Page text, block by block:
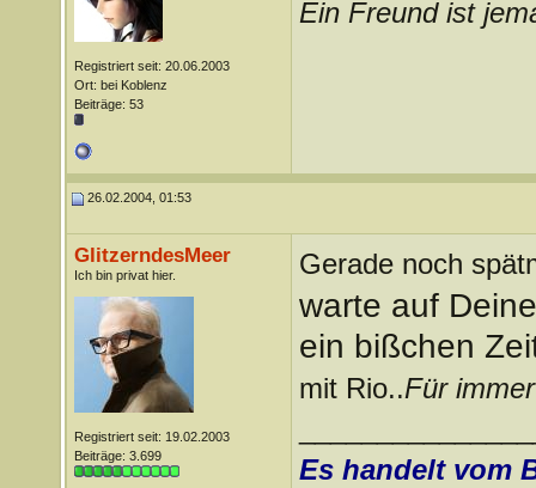
Registriert seit: 20.06.2003
Ort: bei Koblenz
Beiträge: 53
Ein Freund ist
26.02.2004, 01:53
GlitzerndesMeer
Ich bin privat hier.
Registriert seit: 19.02.2003
Beiträge: 3.699
Gerade noch
warte auf
ein bißchen
mit Rio..Für
Es handelt vom